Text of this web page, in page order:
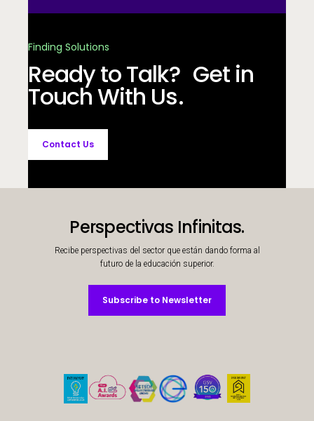
Finding Solutions
Ready to Talk? Get in
Touch With Us.
Contact Us
Perspectivas Infinitas.
Recibe perspectivas del sector que están dando forma al
futuro de la educación superior.
Subscribe to Newsletter
Subscribe to Newsletter